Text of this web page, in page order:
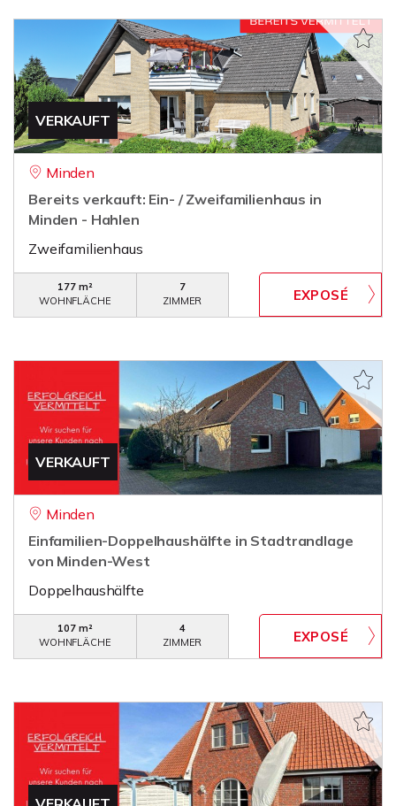
VERKAUFT
Minden
Bereits verkauft: Ein- / Zweifamilienhaus in
Minden - Hahlen
Zweifamilienhaus
177 m²
WOHNFLÄCHE
7
ZIMMER
VERKAUFT
Minden
Einfamilien-Doppelhaushälfte in Stadtrandlage
von Minden-West
Doppelhaushälfte
107 m²
WOHNFLÄCHE
4
ZIMMER